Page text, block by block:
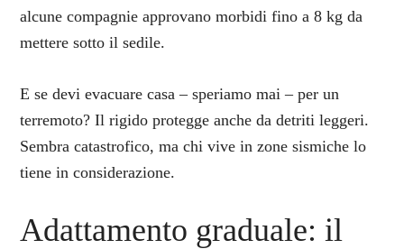
alcune compagnie approvano morbidi fino a 8 kg da
mettere sotto il sedile.
E se devi evacuare casa – speriamo mai – per un
terremoto? Il rigido protegge anche da detriti leggeri.
Sembra catastrofico, ma chi vive in zone sismiche lo
tiene in considerazione.
Adattamento graduale: il